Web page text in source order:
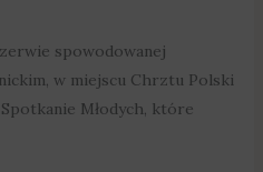
spowodowanej
w miejscu Chrztu Polski
Młodych, które